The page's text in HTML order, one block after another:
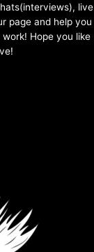
live
page and help you
Hope you like